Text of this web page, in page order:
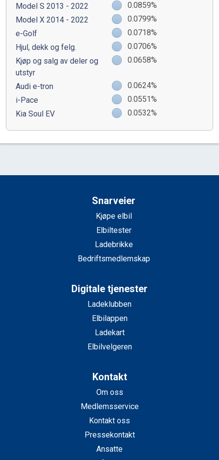
Model S 2013 - 2022
0.0859%
Model X 2014 - 2022
0.0799%
e-Golf
0.0718%
Hjul, dekk og felg.
0.0706%
Kjøp og salg av deler og
utstyr
0.0658%
Audi e-tron
0.0624%
i-Pace
0.0551%
Kia Soul EV
0.0532%
Snarveier
Kjøpe elbil
Elbiltester
Ladebrikke
Bedriftsmedlemskap
Digitale tjenester
Ladeklubben
Elbilappen
Ladekart
Elbilvelgeren
Kontakt
Om oss
Medlemsservice
Kontakt oss
Pressekontakt
Ansatte